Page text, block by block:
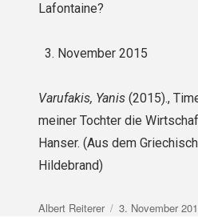
Lafontaine?
November 2015
Varufakis, Yanis(2015).,
meiner Tochter die
Hanser. (Aus dem
Hildebrand)
Autor
Albert Reiterer
Veröffentlicht
3. November